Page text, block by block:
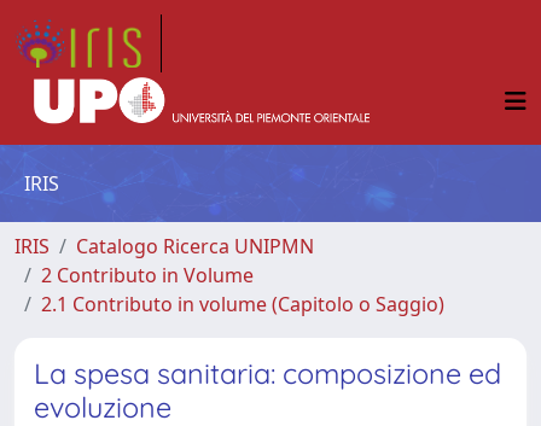
IRIS
IRIS
Catalogo Ricerca UNIPMN
2 Contributo in Volume
2.1 Contributo in volume (Capitolo o Saggio)
La spesa sanitaria: composizione ed
evoluzione